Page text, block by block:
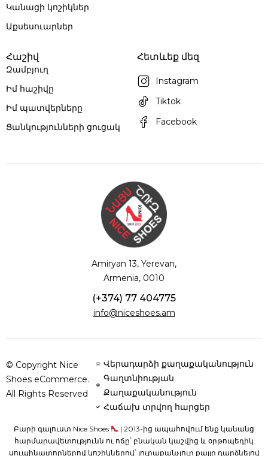
Կանացի կոշիկներ
Աքսեսուարներ
Հաշիվ
Զամբյուղ
Իմ հաշիվը
Իմ պատվերները
Ցանկությունների ցուցակ
Հետևեք մեզ
Instagram
Tiktok
Facebook
Amiryan 13, Yerevan,
Armenia, 0010
(+374) 77 404775
info@niceshoes.am
© Copyright Nice
Shoes eCommerce.
All Rights Reserved
Վերադարձի քաղաքականություն
Գաղտնիության
Քաղաքականություն
Հաճախ տրվող հարցեր
Բարի գալուստ Nice Shoes
| 2013-ից ապահովում ենք կանանց
հարմարավետությունն ու ոճը՝ բնական կաշվից և օրթոպեդիկ
սուպինատորներով կոշիկներով՝ յուրաքանչյուր քայլը դարձնելով